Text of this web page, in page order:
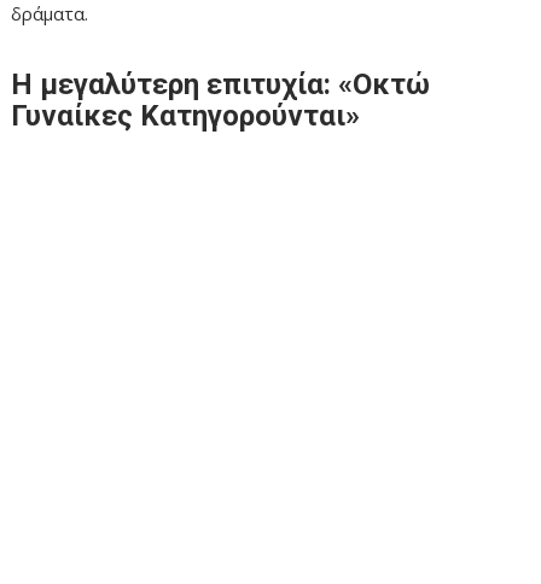
δράματα.
Η μεγαλύτερη επιτυχία: «Οκτώ
Γυναίκες Κατηγορούνται»